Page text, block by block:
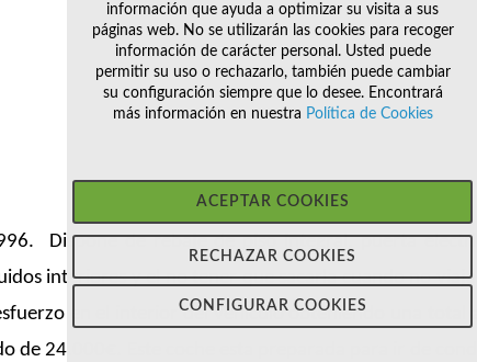
Dispone de rebaje de piso integral, puerta
interiores y el no tener que sacarla cuando no
en el interior del vehi­culo obteniendo una
de 24.000€. Este coche esta preparada para ir de
información que ayuda a optimizar su visita a sus
páginas web. No se utilizarán las cookies para recoger
información de carácter personal. Usted puede
permitir su uso o rechazarlo, también puede cambiar
su configuración siempre que lo desee. Encontrará
más información en nuestra Política de Cookies
ACEPTAR COOKIES
RECHAZAR COOKIES
CONFIGURAR COOKIES